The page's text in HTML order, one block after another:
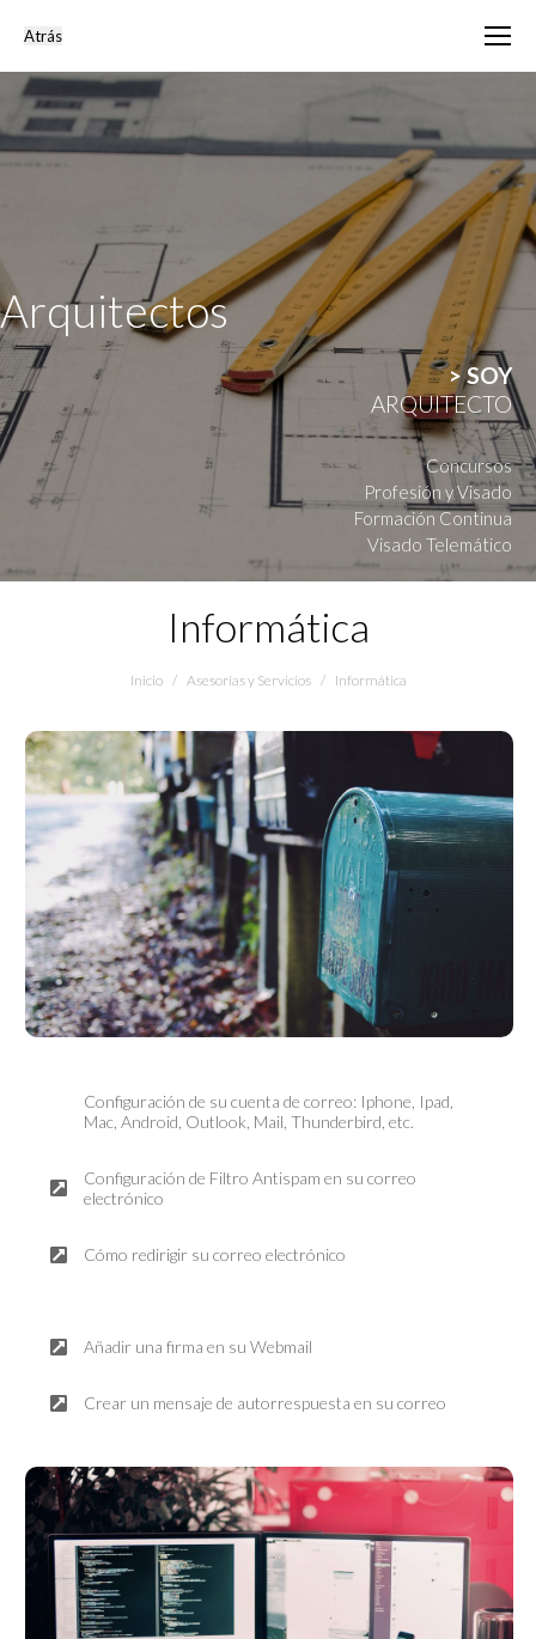
Arquitectos
> SOY
ARQUITECTO
Concursos
Profesión y Visado
Formación Continua
Visado Telemático
Informática
Estás aquí:
Inicio Asesorías y Servicios Informática
Correo electrónico
Configuración de su cuenta de correo: Iphone, Ipad,
Mac, Android, Outlook, Mail, Thunderbird, etc.
Configuración de Filtro Antispam en su correo
electrónico
Cómo redirigir su correo electrónico
Añadir una firma en su Webmail
Crear un mensaje de autorrespuesta en su correo
Asistencia Remota